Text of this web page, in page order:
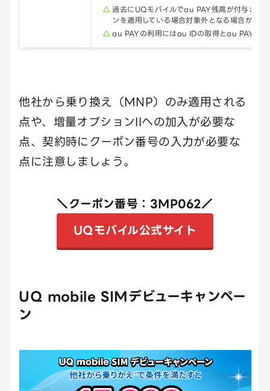
過去にUQモバイルでau PAY残高が付与され
ンを適用している場合対象外となる場合がある
au PAYの利用にはau IDの取得とau PAYアプ
他社から乗り換え（MNP）のみ適用される
点や、増量オプションIIへの加入が必要な
点、契約時にクーポン番号の入力が必要な
点に注意しましょう。
＼クーポン番号：3MP062／
UQモバイル公式サイト
UQ mobile SIMデビューキャンペー
ン